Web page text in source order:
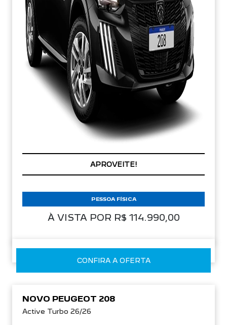
APROVEITE!
À VISTA POR R$ 114.990,00
PESSOA FÍSICA
CONFIRA A OFERTA
NOVO PEUGEOT 208
Active Turbo 26/26